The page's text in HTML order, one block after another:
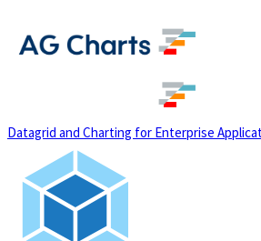
Datagrid and Charting for Enterprise